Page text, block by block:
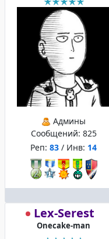
Админы
Сообщений: 825
Реп: 83 / Инв: 14
Lex-Serest
Onecake-man